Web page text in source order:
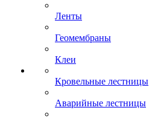
Ленты
Геомембраны
Клеи
Кровельные лестницы
Аварийные лестницы